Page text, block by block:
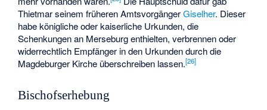
Thietmar seinem früheren AmtsvorgängerGiselher. Dieser
habe königliche oder kaiserliche Urkunden, die
Schenkungen an Merseburg enthielten, verbrennen oder
widerrechtlich Empfänger in den Urkunden durch die
Magdeburger Kirche überschreiben lassen.[26]
Bischofserhebung